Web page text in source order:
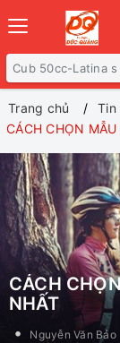
Trang chủ
Tin
CÁCH CHỌN
CÁCH
NHẤT
Nguyễn Văn Bảo